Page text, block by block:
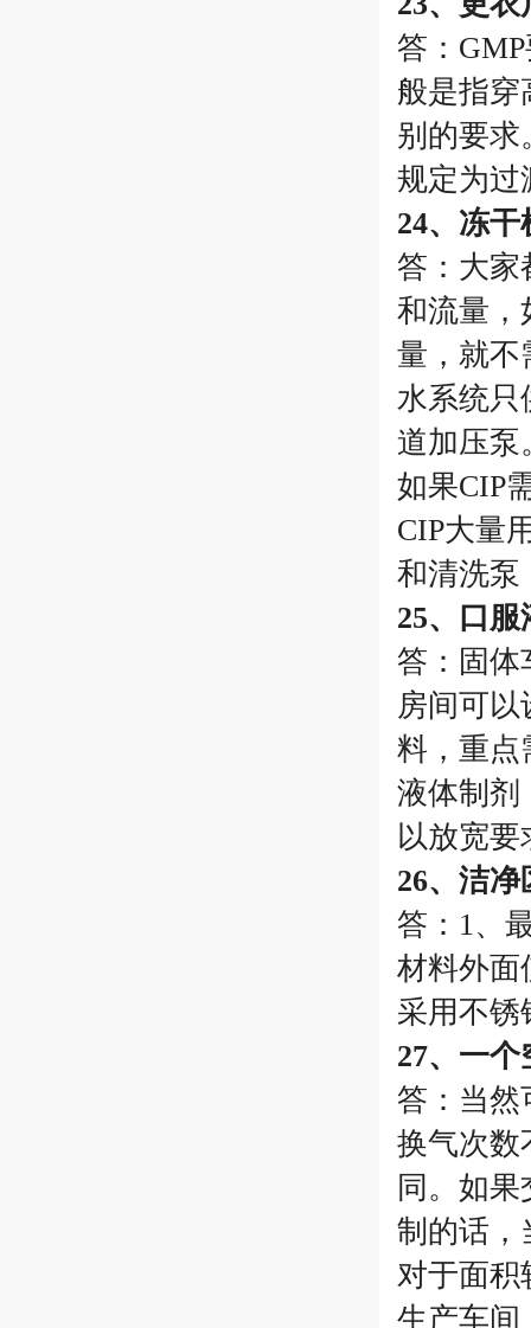
答：
般是指穿
别的要求
规定为过
24、冻
答：大家
和流量，
量，就不
水系统只
道加压泵
如果CIP
CIP大量
和清洗泵
25、口
答：固体
房间可
料，重点
液体制剂
以放宽
26、洁
答：1、
材料外面
采用不锈
27、一
答：当然
换气次数
同。如
制的话，
对于面积
生产车间